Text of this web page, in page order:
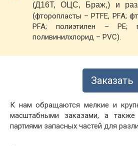
(Д16Т, ОЦС, Браж,) и
(фторопласты – PTFE, PFA;
PFA; полиэтилен – PE;
поливинилхлорид – PVC).
Заказать
К нам обращаются мелкие и
масштабными заказами, а
партиями запасных частей для